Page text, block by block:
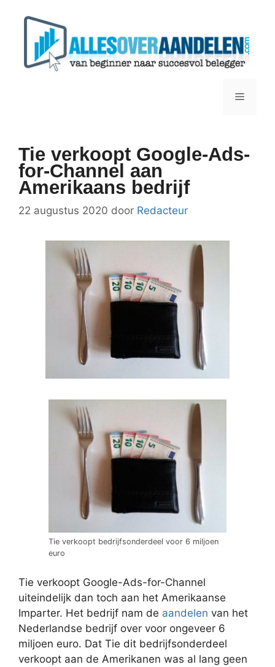
Menu
Tie verkoopt Google-Ads-
for-Channel aan
Amerikaans bedrijf
22 augustus 2020 door Redacteur
Tie verkoopt bedrijfsonderdeel voor 6 miljoen
euro
Tie verkoopt Google-Ads-for-Channel
uiteindelijk dan toch aan het Amerikaanse
Imparter. Het bedrijf nam de aandelen van het
Nederlandse bedrijf over voor ongeveer 6
miljoen euro. Dat Tie dit bedrijfsonderdeel
verkoopt aan de Amerikanen was al lang geen